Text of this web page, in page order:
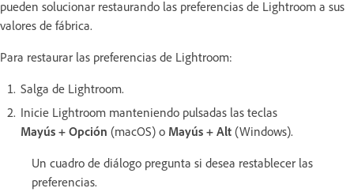
pueden solucionar restaurando las preferencias de Lightroom a sus
valores de fábrica.
Para restaurar las preferencias de Lightroom:
Salga de Lightroom.
Inicie Lightroom manteniendo pulsadas las teclas
Mayús + Opción (macOS) o Mayús + Alt (Windows).
Un cuadro de diálogo pregunta si desea restablecer las
preferencias.